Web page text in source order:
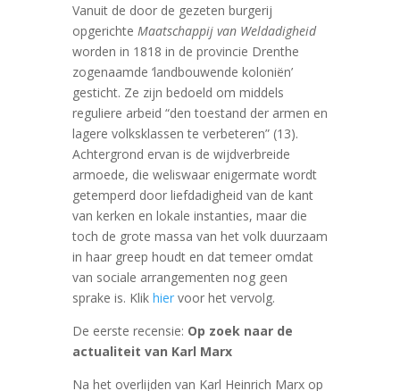
Vanuit de door de gezeten burgerij
opgerichte Maatschappij van Weldadigheid
worden in 1818 in de provincie Drenthe
zogenaamde ‘landbouwende koloniën’
gesticht. Ze zijn bedoeld om middels
reguliere arbeid “den toestand der armen en
lagere volksklassen te verbeteren” (13).
Achtergrond ervan is de wijdverbreide
armoede, die weliswaar enigermate wordt
getemperd door liefdadigheid van de kant
van kerken en lokale instanties, maar die
toch de grote massa van het volk duurzaam
in haar greep houdt en dat temeer omdat
van sociale arrangementen nog geen
sprake is. Klik hiervoor het vervolg.
De eerste recensie: Op zoek naar de
actualiteit van Karl Marx
Na het overlijden van Karl Heinrich Marx op